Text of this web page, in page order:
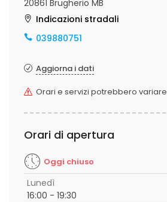
20861 Brugherio MB
Indicazioni stradali
039880751
Aggiorna i dati
Orari e servizi potrebbero variare
Orari di apertura
Oggi chiuso
Lunedì
16:00 - 19:30